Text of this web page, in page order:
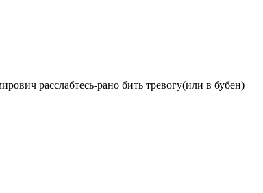
расслабтесь-рано бить тревогу(или в бубен)